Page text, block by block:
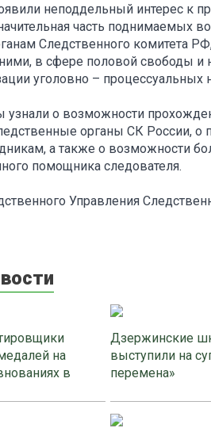
неподдельный интерес к
часть поднимаемых
Следственного комитета
в сфере половой свободы и
уголовно – процессуальных
узнали о возможности
органы СК России,
а также о возможности
помощника следователя.
Управления
на
в
Дзержинские
выступили на
перемена»